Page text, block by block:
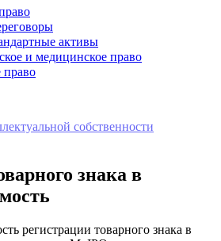
активы
и медицинское право
право
собственности
знака в
регистрации товарного знака в